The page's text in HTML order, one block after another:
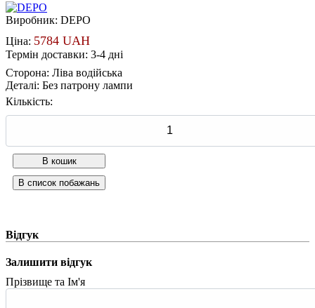
Виробник: DEPO
Ціна: 5784 UAH
Термін доставки: 3-4 дні
Сторона: Ліва водійська
Деталі: Без патрону лампи
Кількість:
Відгук
Залишити відгук
Прізвище та Ім'я